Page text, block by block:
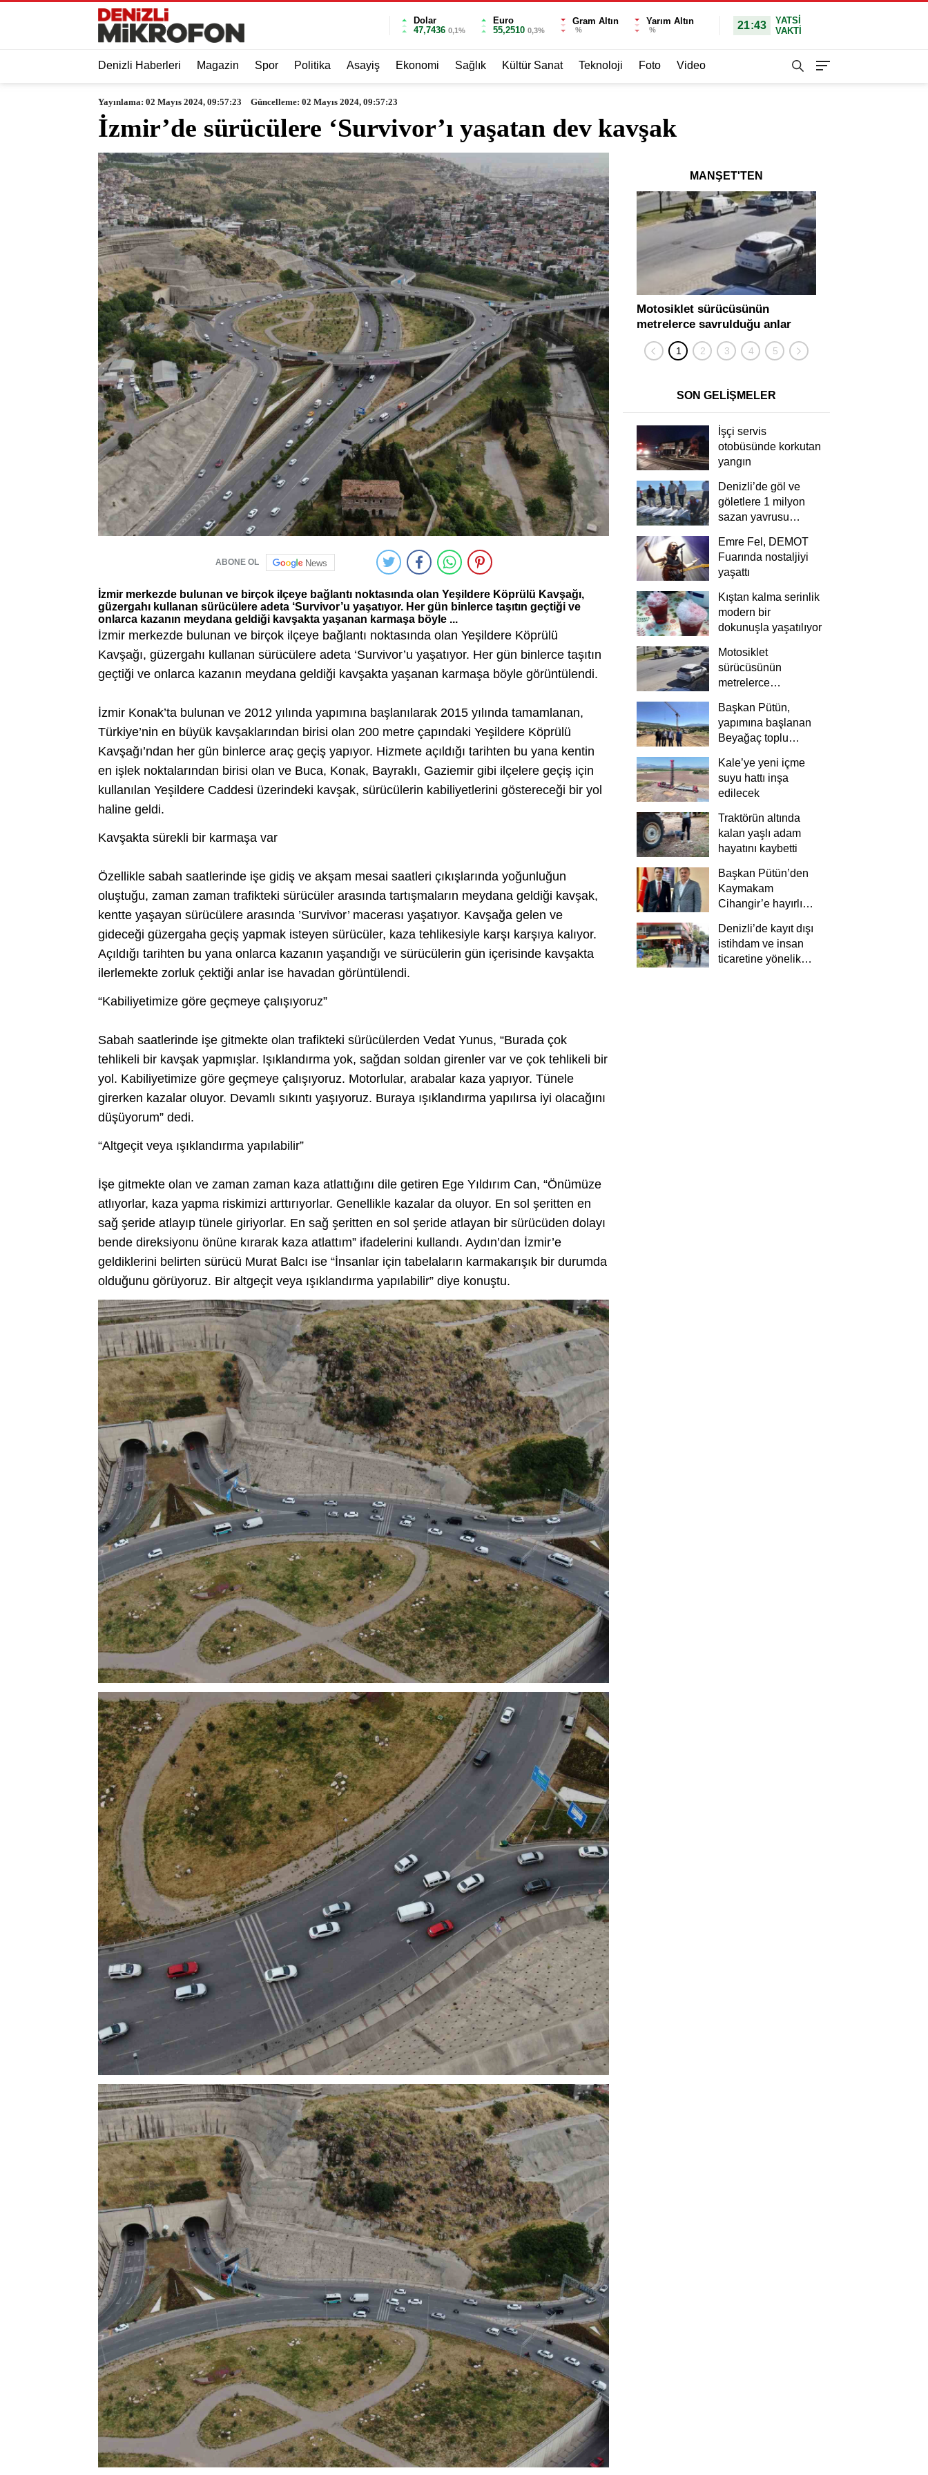
Dolar
47,7436 0,1%
Euro
55,2510 0,3%
Gram Altın
%
Yarım Altın
% 21:43
YATSI
VAKTİ
Denizli Haberleri Magazin Spor Politika Asayiş Ekonomi Sağlık Kültür Sanat Teknoloji Foto Video
Yayınlama: 02 Mayıs 2024, 09:57:23 Güncelleme: 02 Mayıs 2024, 09:57:23
İzmir’de sürücülere ‘Survivor’ı yaşatan dev kavşak
ABONE OL News
İzmir merkezde bulunan ve birçok ilçeye bağlantı noktasında olan Yeşildere Köprülü Kavşağı,
güzergahı kullanan sürücülere adeta ‘Survivor’u yaşatıyor. Her gün binlerce taşıtın geçtiği ve
onlarca kazanın meydana geldiği kavşakta yaşanan karmaşa böyle ...
İzmir merkezde bulunan ve birçok ilçeye bağlantı noktasında olan Yeşildere Köprülü
Kavşağı, güzergahı kullanan sürücülere adeta ‘Survivor’u yaşatıyor. Her gün binlerce taşıtın
geçtiği ve onlarca kazanın meydana geldiği kavşakta yaşanan karmaşa böyle görüntülendi.
İzmir Konak’ta bulunan ve 2012 yılında yapımına başlanılarak 2015 yılında tamamlanan,
Türkiye’nin en büyük kavşaklarından birisi olan 200 metre çapındaki Yeşildere Köprülü
Kavşağı’ndan her gün binlerce araç geçiş yapıyor. Hizmete açıldığı tarihten bu yana kentin
en işlek noktalarından birisi olan ve Buca, Konak, Bayraklı, Gaziemir gibi ilçelere geçiş için
kullanılan Yeşildere Caddesi üzerindeki kavşak, sürücülerin kabiliyetlerini göstereceği bir yol
haline geldi.
Kavşakta sürekli bir karmaşa var
Özellikle sabah saatlerinde işe gidiş ve akşam mesai saatleri çıkışlarında yoğunluğun
oluştuğu, zaman zaman trafikteki sürücüler arasında tartışmaların meydana geldiği kavşak,
kentte yaşayan sürücülere arasında ’Survivor’ macerası yaşatıyor. Kavşağa gelen ve
gideceği güzergaha geçiş yapmak isteyen sürücüler, kaza tehlikesiyle karşı karşıya kalıyor.
Açıldığı tarihten bu yana onlarca kazanın yaşandığı ve sürücülerin gün içerisinde kavşakta
ilerlemekte zorluk çektiği anlar ise havadan görüntülendi.
“Kabiliyetimize göre geçmeye çalışıyoruz”
Sabah saatlerinde işe gitmekte olan trafikteki sürücülerden Vedat Yunus, “Burada çok
tehlikeli bir kavşak yapmışlar. Işıklandırma yok, sağdan soldan girenler var ve çok tehlikeli bir
yol. Kabiliyetimize göre geçmeye çalışıyoruz. Motorlular, arabalar kaza yapıyor. Tünele
girerken kazalar oluyor. Devamlı sıkıntı yaşıyoruz. Buraya ışıklandırma yapılırsa iyi olacağını
düşüyorum” dedi.
“Altgeçit veya ışıklandırma yapılabilir”
İşe gitmekte olan ve zaman zaman kaza atlattığını dile getiren Ege Yıldırım Can, “Önümüze
atlıyorlar, kaza yapma riskimizi arttırıyorlar. Genellikle kazalar da oluyor. En sol şeritten en
sağ şeride atlayıp tünele giriyorlar. En sağ şeritten en sol şeride atlayan bir sürücüden dolayı
bende direksiyonu önüne kırarak kaza atlattım” ifadelerini kullandı. Aydın’dan İzmir’e
geldiklerini belirten sürücü Murat Balcı ise “İnsanlar için tabelaların karmakarışık bir durumda
olduğunu görüyoruz. Bir altgeçit veya ışıklandırma yapılabilir” diye konuştu.
MANŞET'TEN
Motosiklet sürücüsünün
metrelerce savrulduğu anlar
güvenlik kamerasında
SON GELİŞMELER
İşçi servis
otobüsünde korkutan
yangın
Denizli’de göl ve
göletlere 1 milyon
sazan yavrusu
Emre Fel, DEMOT
Fuarında nostaljiyi
yaşattı
Kıştan kalma serinlik
modern bir
dokunuşla yaşatılıyor
Motosiklet
sürücüsünün
metrelerce
güvenlik
kamerasında
Başkan Pütün,
yapımına başlanan
Beyağaç toplu
Kale’ye yeni içme
suyu hattı inşa
edilecek
Traktörün altında
kalan yaşlı adam
hayatını kaybetti
Başkan Pütün’den
Kaymakam
Cihangir’e hayırlı
Denizli’de kayıt dışı
istihdam ve insan
ticaretine yönelik